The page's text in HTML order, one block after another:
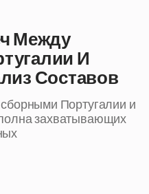
Между
И
Составов
Португалии и
захватывающих